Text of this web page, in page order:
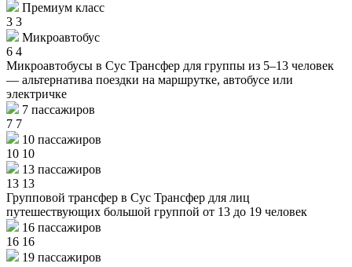
Премиум класс
3 3
Микроавтобус
6 4
Микроавтобусы в Сус Трансфер для группы из 5–13 человек
— альтернатива поездки на маршрутке, автобусе или
электричке
7 пассажиров
7 7
10 пассажиров
10 10
13 пассажиров
13 13
Групповой трансфер в Сус Трансфер для лиц
путешествующих большой группой от 13 до 19 человек
16 пассажиров
16 16
19 пассажиров